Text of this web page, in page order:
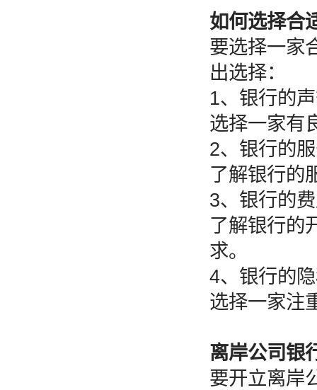
如何选择合
要选择一家
出选择：
1、银行的
选择一家有
2、银行的
了解银行的
3、银行的
了解银行的
求。
4、银行的
选择一家注
离岸公司银
要开立离岸